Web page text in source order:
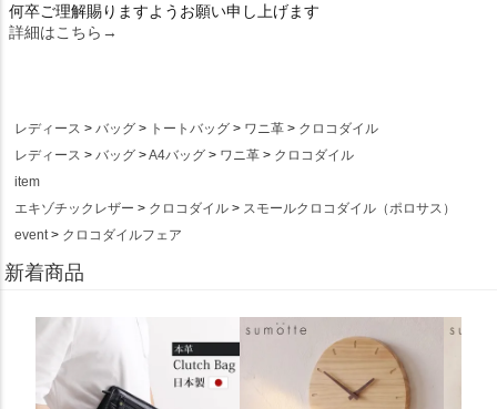
何卒ご理解賜りますようお願い申し上げます
詳細はこちら→
レディース バッグ トートバッグ ワニ革
クロコダイル
レディース
バッグ A4バッグ ワニ革
クロコダイル
item
エキゾチックレザー
クロコダイル
スモールクロコダイル（ポロサス）
event
クロコダイルフェア
新着商品